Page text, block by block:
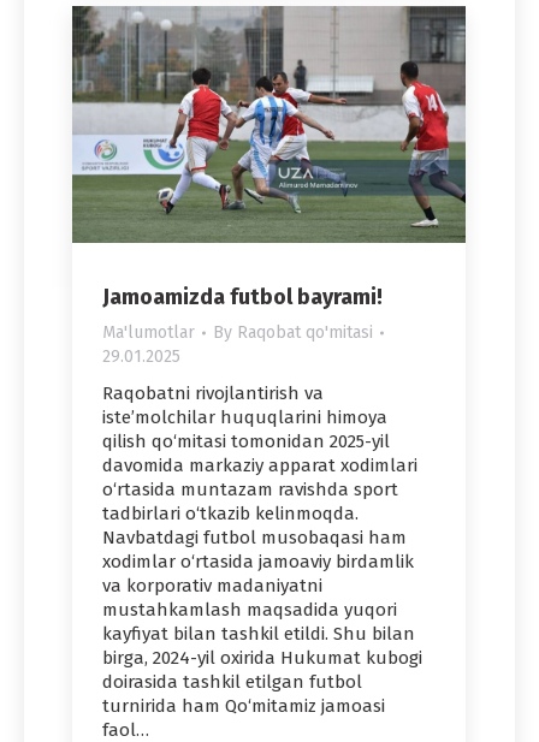
Jamoamizda futbol bayrami!
Ma'lumotlar By Raqobat qo'mitasi
29.01.2025
Raqobatni rivojlantirish va
iste’molchilar huquqlarini himoya
qilish qo‘mitasi tomonidan 2025-yil
davomida markaziy apparat xodimlari
o‘rtasida muntazam ravishda sport
tadbirlari o‘tkazib kelinmoqda.
Navbatdagi futbol musobaqasi ham
xodimlar o‘rtasida jamoaviy birdamlik
va korporativ madaniyatni
mustahkamlash maqsadida yuqori
kayfiyat bilan tashkil etildi. Shu bilan
birga, 2024-yil oxirida Hukumat kubogi
doirasida tashkil etilgan futbol
turnirida ham Qo‘mitamiz jamoasi
faol…